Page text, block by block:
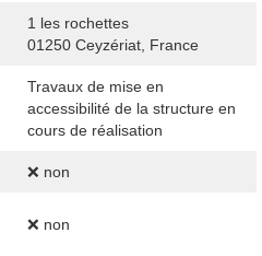
1 les rochettes
01250 Ceyzériat, France
Travaux de mise en
accessibilité de la structure en
cours de réalisation
❌ non
❌ non